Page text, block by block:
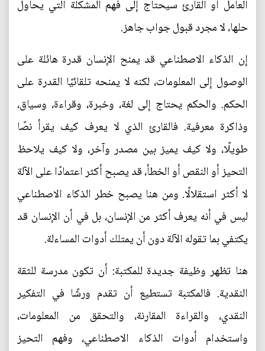
العامل أو القارئ سيحتاج إلى فهم المشكلة التي يحاول
حلها، لا مجرد قبول جواب جاهز.
إن الذكاء الاصطناعي قد يمنح الإنسان قدرة هائلة على
الوصول إلى المعلومات، لكنه لا يمنحه تلقائيًا القدرة على
الحكم. والحكم يحتاج إلى لغة، وخبرة، وقراءة، وسياق،
وذاكرة معرفية. فالقارئ الذي لا يعرف كيف يقرأ نصًا
طويلًا، ولا كيف يميز بين مصدر وآخر، ولا كيف يلاحظ
التحيز أو النقص أو الخطأ، قد يصبح أكثر اعتمادًا على الآلة
لا أكثر استقلالًا. ومن هنا يصبح خطر الذكاء الاصطناعي
ليس في أنه يعرف أكثر من الإنسان، بل في أن الإنسان قد
يكتفي بما تقوله الآلة دون أن يمتلك أدوات المساءلة.
هنا تظهر وظيفة جديدة للمكتبة: أن تكون مدرسة للثقة
النقدية. فالمكتبة تستطيع أن تقدم ورشًا في التفكير
النقدي، والقراءة المقارنة، والتحقق من المعلومات،
واستخدام أدوات الذكاء الاصطناعي، وفهم التحيز